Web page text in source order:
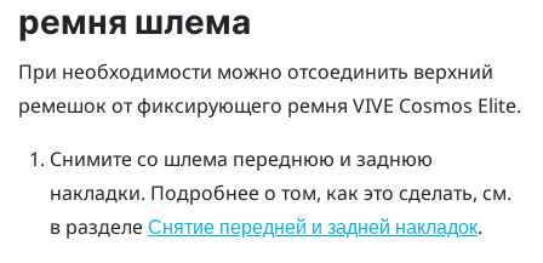
ремня шлема
При необходимости можно отсоединить верхний
ремешок от фиксирующего ремня VIVE Cosmos Elite.
Снимите со шлема переднюю и заднюю
накладки. Подробнее о том, как это сделать, см.
в разделе Снятие передней и задней накладок.